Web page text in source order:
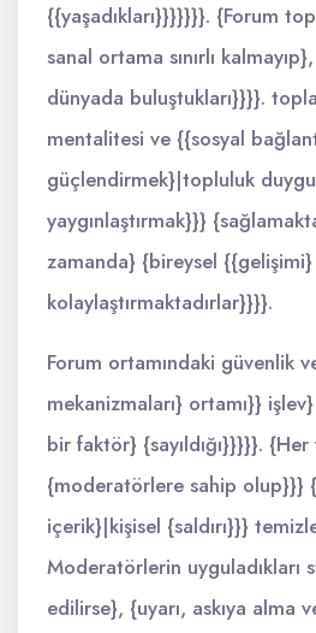
{{yaşadıkları}}}}}}}. {Forum
sanal ortama sınırlı
dünyada buluştukları}}}}.
mentalitesi ve {{sosyal
güçlendirmek}|topluluk
yaygınlaştırmak}}}
zamanda} {bireysel
kolaylaştırmaktadırlar}}}}.
Forum ortamındaki güvenlik
mekanizmaları} ortamı}}
bir faktör} {sayıldığı}}}}}.
{moderatörlere sahip olup}}}
içerik}|kişisel {saldırı}}}
Moderatörlerin uyguladıkları
edilirse}, {uyarı, askıya alma